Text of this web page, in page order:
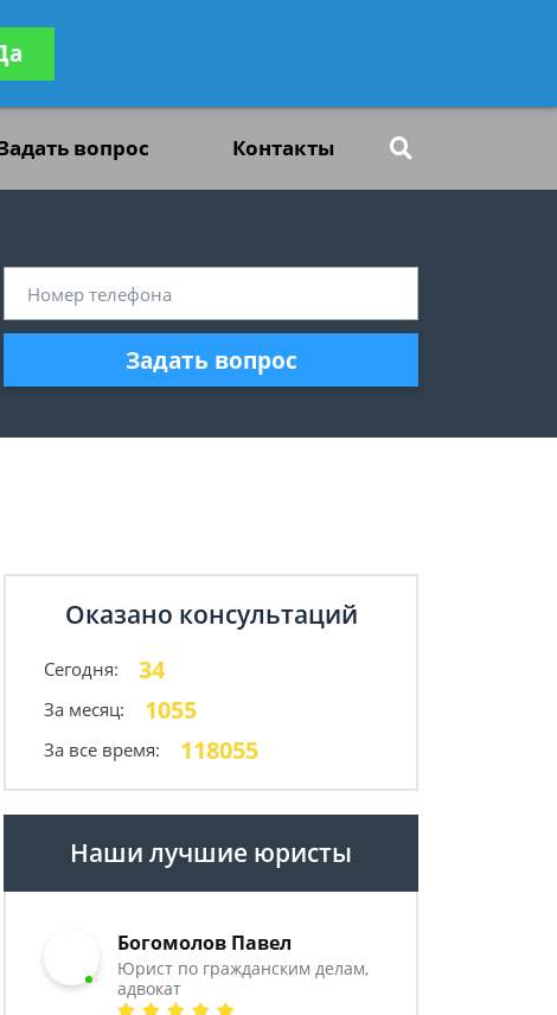
вопрос Контакты
Задать вопрос
Оказано консультаций
Сегодня: 34
За месяц: 1055
За все время: 118055
Наши лучшие юристы
Богомолов Павел
Юрист по гражданским делам,
адвокат